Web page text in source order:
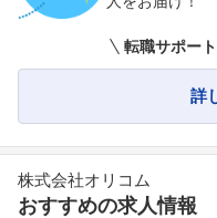
転職サポー
詳
株式会社オリコム
おすすめの求人情報